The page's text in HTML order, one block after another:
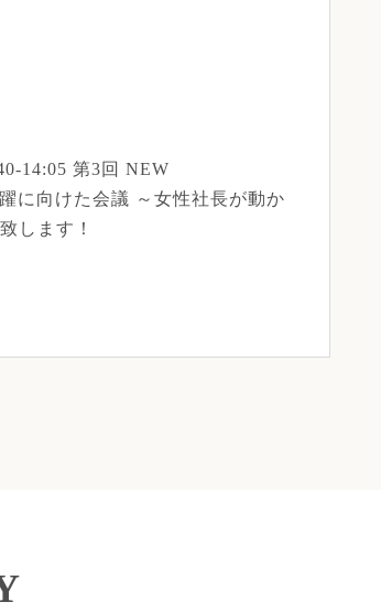
14:05 第3回 NEW
に向けた会議 ～女性社長が動か
します！